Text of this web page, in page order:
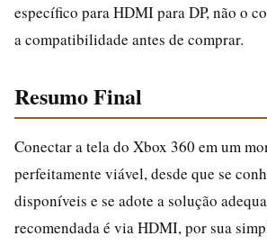
específico para HDMI para DP, não o
a compatibilidade antes de comprar.
Resumo Final
Conectar a tela do Xbox 360 em um
perfeitamente viável, desde que se
disponíveis e se adote a solução
recomendada é via HDMI, por sua